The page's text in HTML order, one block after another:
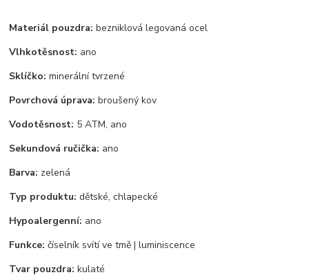
Materiál pouzdra: bezniklová legovaná ocel
Vlhkotěsnost: ano
Sklíčko: minerální tvrzené
Povrchová úprava: broušený kov
Vodotěsnost: 5 ATM, ano
Sekundová ručička: ano
Barva: zelená
Typ produktu: dětské, chlapecké
Hypoalergenní: ano
Funkce: číselník svítí ve tmě | luminiscence
Tvar pouzdra: kulaté